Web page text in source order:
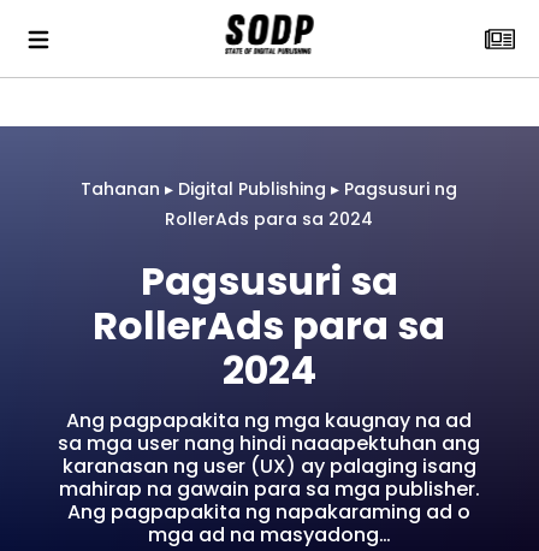
Tahanan ▸ Digital Publishing ▸ Pagsusuri ng
RollerAds para sa 2024
Pagsusuri sa
RollerAds para sa
2024
Ang pagpapakita ng mga kaugnay na ad
sa mga user nang hindi naaapektuhan ang
karanasan ng user (UX) ay palaging isang
mahirap na gawain para sa mga publisher.
Ang pagpapakita ng napakaraming ad o
mga ad na masyadong…